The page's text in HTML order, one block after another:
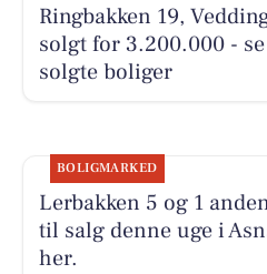
Ringbakken 19,
solgt for 3.200.000 -
solgte boliger
BOLIGMARKED
Lerbakken 5 og 1
til salg denne uge i
her.